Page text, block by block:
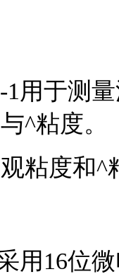
用于测
^粘度。
粘度和^
用16位